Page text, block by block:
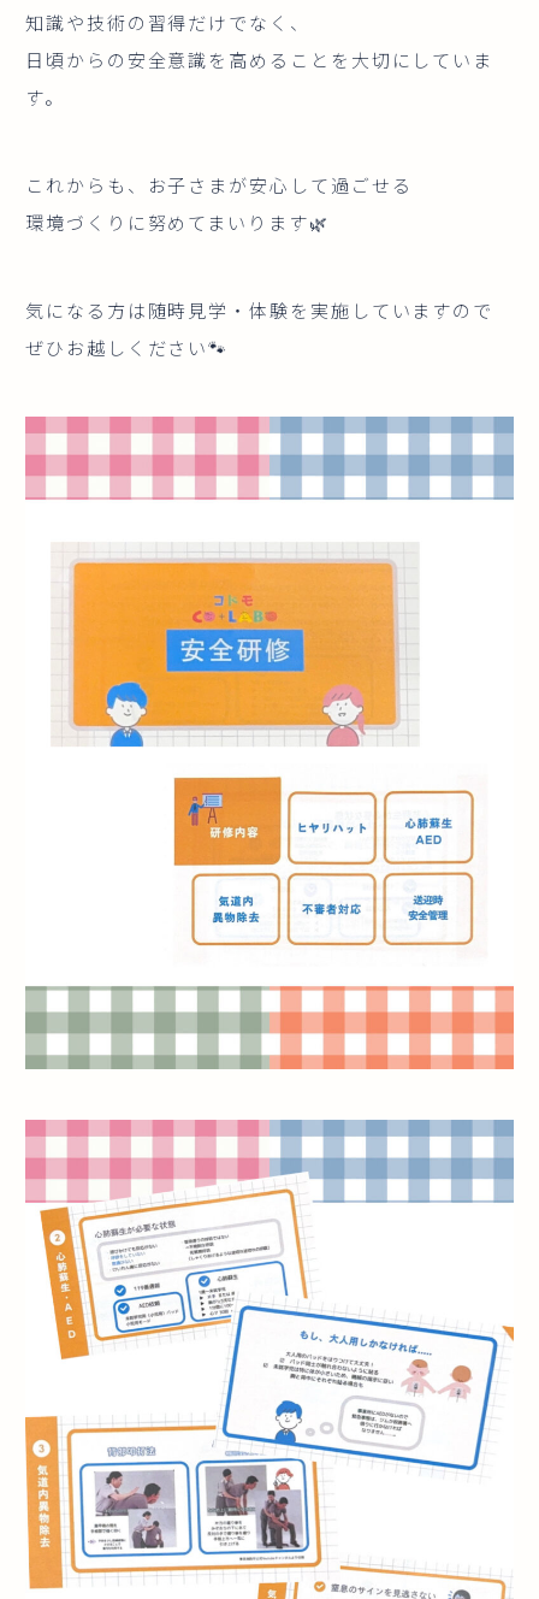
知識や技術の習得だけでなく、
日頃からの安全意識を高めることを大切にしていま
す。
これからも、お子さまが安心して過ごせる
環境づくりに努めてまいります🌿
気になる方は随時見学・体験を実施していますので
ぜひお越しください🐾